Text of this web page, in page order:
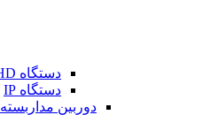
دستگاه HD
دستگاه IP
دوربین مداربسته